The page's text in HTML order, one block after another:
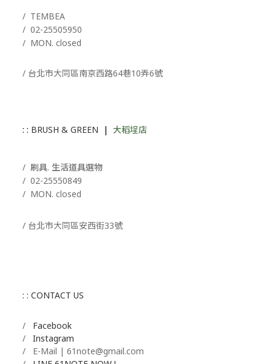
/ TEMBEA
/ 02-25505950
/ MON. closed
/ 台北市大同區南京西路64巷10弄6號
: : BRUSH & GREEN | 大稻埕店
/ 刷具. 生活道具選物
/ 02-25550849
/ MON. closed
/ 台北市大同區安西街33號
: : CONTACT US
/ Facebook
/ Instagram
/ E-Mail | 61note@gmail.com